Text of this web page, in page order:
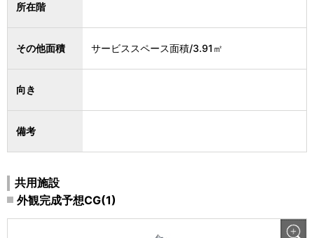
所在階
その他面積 サービススペース面積/3.91㎡
向き
備考
共用施設
外観完成予想CG(1)